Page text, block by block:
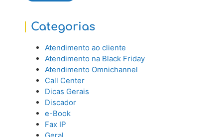
Categorias
Atendimento ao cliente
Atendimento na Black Friday
Atendimento Omnichannel
Call Center
Dicas Gerais
Discador
e-Book
Fax IP